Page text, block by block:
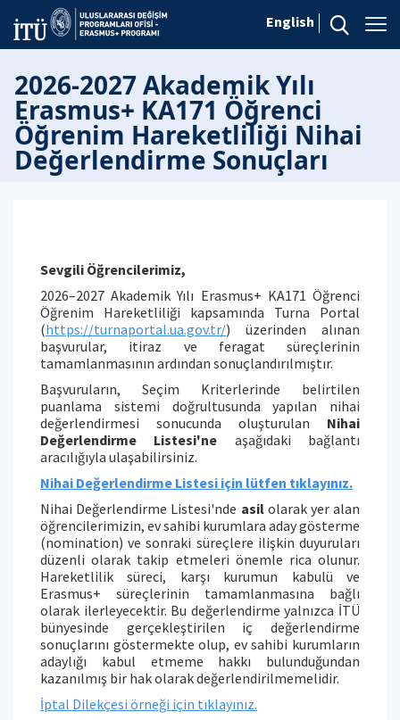
English
2026-2027 Akademik Yılı
Erasmus+ KA171 Öğrenci
Öğrenim Hareketliliği Nihai
Değerlendirme Sonuçları
Sevgili Öğrencilerimiz,
2026–2027 Akademik Yılı Erasmus+ KA171 Öğrenci
Öğrenim Hareketliliği kapsamında Turna Portal
(https://turnaportal.ua.gov.tr/) üzerinden alınan
başvurular, itiraz ve feragat süreçlerinin
tamamlanmasının ardından sonuçlandırılmıştır.
Başvuruların, Seçim Kriterlerinde belirtilen
puanlama sistemi doğrultusunda yapılan nihai
değerlendirmesi sonucunda oluşturulan Nihai
Değerlendirme Listesi'ne aşağıdaki bağlantı
aracılığıyla ulaşabilirsiniz.
Nihai Değerlendirme Listesi için lütfen tıklayınız.
Nihai Değerlendirme Listesi'nde asilolarak yer alan
öğrencilerimizin, ev sahibi kurumlara aday gösterme
(nomination) ve sonraki süreçlere ilişkin duyuruları
düzenli olarak takip etmeleri önemle rica olunur.
Hareketlilik süreci, karşı kurumun kabulü ve
Erasmus+ süreçlerinin tamamlanmasına bağlı
olarak ilerleyecektir. Bu değerlendirme yalnızca İTÜ
bünyesinde gerçekleştirilen iç değerlendirme
sonuçlarını göstermekte olup, ev sahibi kurumların
adaylığı kabul etmeme hakkı bulunduğundan
kazanılmış bir hak olarak değerlendirilmemelidir.
İptal Dilekçesi örneği için tıklayınız.